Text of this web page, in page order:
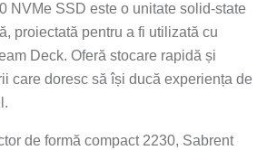
NVMe SSD este o unitate solid-state
proiectată pentru a fi utilizată cu
Deck. Oferă stocare rapidă și
care doresc să își ducă experiența de
de formă compact 2230, Sabrent